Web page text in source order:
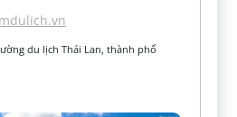
du lịch Thái Lan, thành phố